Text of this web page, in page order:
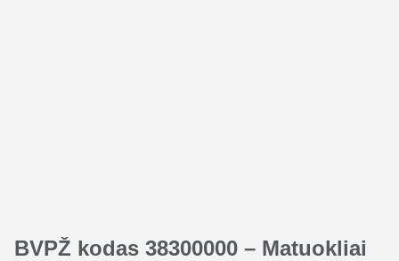
BVPŽ kodas 38300000 – Matuokliai